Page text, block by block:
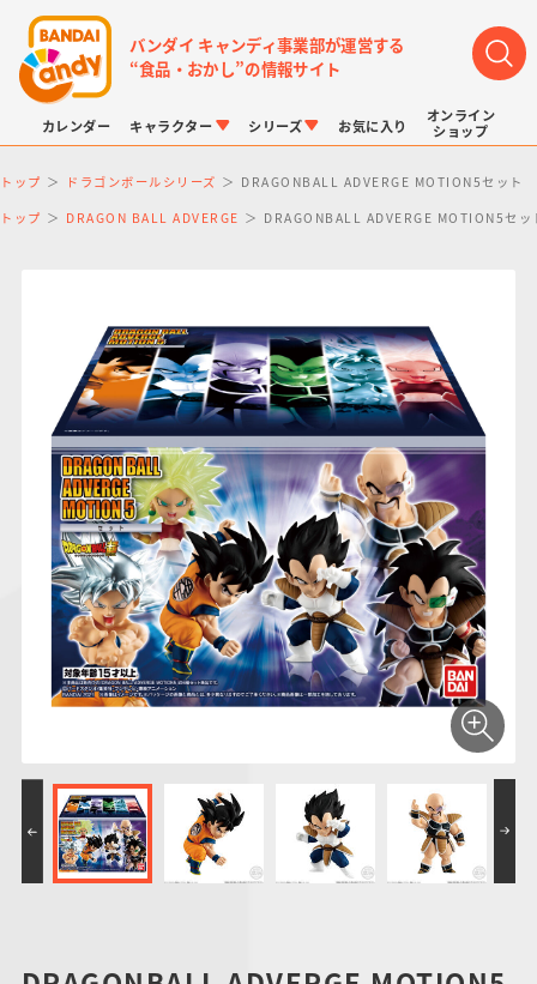
バンダイ キャンディ事業部が運営する
“食品・おかし”の情報サイト
カレンダー キャラクター
LINK TRAVELERS
仮面ライダーシリー
ズ
PROJECT R.E.D.・
スーパー戦隊シリー
ズ
プリキュアシリーズ
ガンダムシリーズ
ポケットモンスター
ドラゴンボール
アンパンマン
ーズ
シリーズ
チョコボックス
キャラパキ
つりグミ
チョコサプ
にふぉるめーしょん
＆スクエアシール
ポケモンキッズ
ポケモンスケールワ
ールド
お気に入り
オンライン
ショップ
トップ ドラゴンボールシリーズ DRAGONBALL ADVERGE MOTION5セット
トップ DRAGON BALL ADVERGE DRAGONBALL ADVERGE MOTION5セッ